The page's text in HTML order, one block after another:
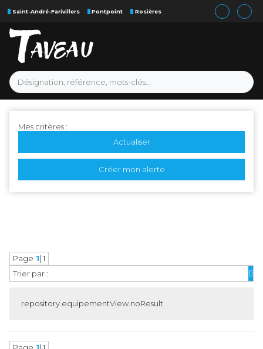
Saint-André-Farivillers Pontpoint Rosières
Mes critères :
Actualiser
Créer mon alerte
Trier par :
Page 1| 1
repository.equipementView.noResult